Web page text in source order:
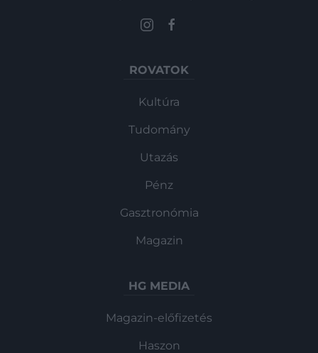
ROVATOK
Kultúra
Tudomány
Utazás
Pénz
Gasztronómia
Magazin
HG MEDIA
Magazin-előfizetés
Haszon